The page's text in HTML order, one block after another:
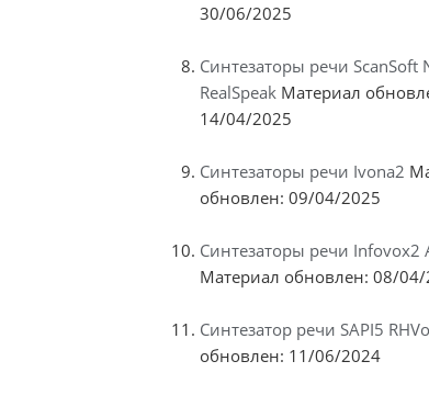
30/06/2025
Синтезаторы речи ScanSoft
RealSpeak Материал
14/04/2025
Синтезаторы речи Ivona2
обновлен: 09/04/2025
Синтезаторы речи Infovox2
Материал обновлен: 08/04/
Синтезатор речи SAPI5
обновлен: 11/06/2024